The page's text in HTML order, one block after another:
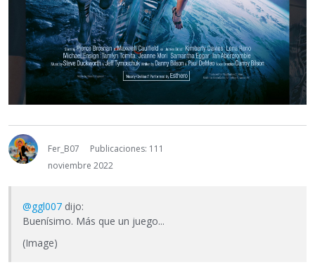
Fer_B07
Publicaciones: 111
noviembre 2022
@ggl007 dijo:
Buenísimo. Más que un juego...
(Image)